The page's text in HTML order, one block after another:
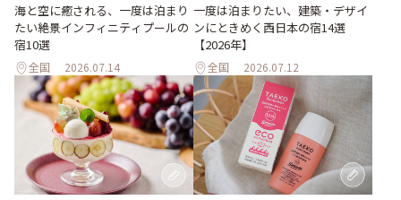
海と空に癒される、一度は泊まり
たい絶景インフィニティプールの
宿10選
全国 2026.07.14
一度は泊まりたい、建築・デザイ
ンにときめく西日本の宿14選
【2026年】
全国 2026.07.12